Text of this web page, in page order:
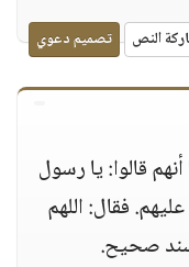
النص تصميم دعوي
قالوا: يا رسول
فقال: اللهم
صحيح.